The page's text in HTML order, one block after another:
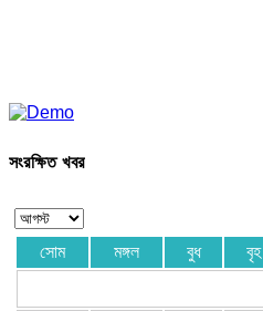
সংরক্ষিত খবর
সোম মঙ্গল বুধ বৃহ